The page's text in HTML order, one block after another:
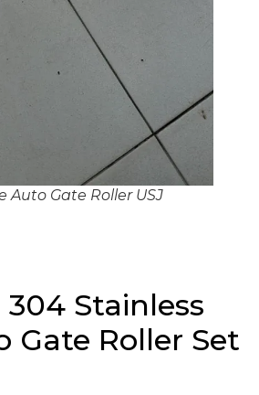
Auto Gate Roller USJ
Stainless
Gate Roller Set